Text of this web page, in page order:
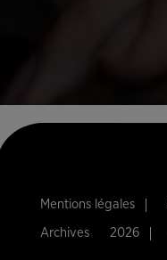
Mentions légales
Archives 2026